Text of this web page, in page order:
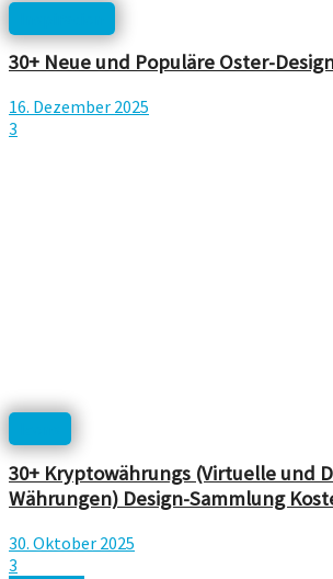
30+ Neue und Populäre Oster-
16. Dezember 2025
3
30+ Kryptowährungs (Virtuelle und
Währungen) Design-Sammlung
30. Oktober 2025
3